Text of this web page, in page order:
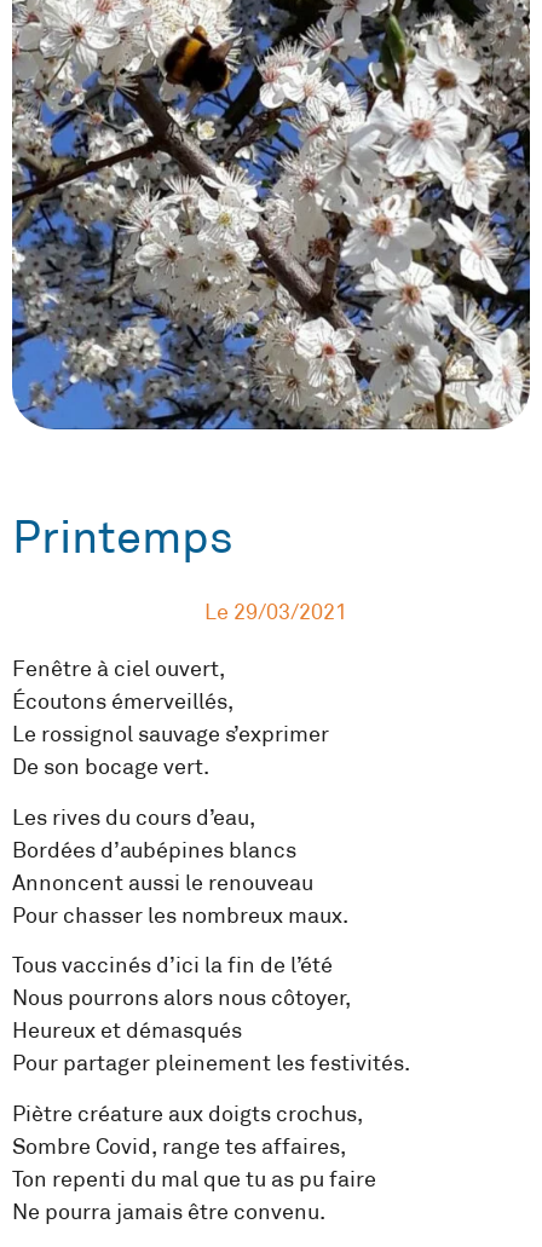
Printemps
Le 29/03/2021
Fenêtre à ciel ouvert,
Écoutons émerveillés,
Le rossignol sauvage s’exprimer
De son bocage vert.
Les rives du cours d’eau,
Bordées d’aubépines blancs
Annoncent aussi le renouveau
Pour chasser les nombreux maux.
Tous vaccinés d’ici la fin de l’été
Nous pourrons alors nous côtoyer,
Heureux et démasqués
Pour partager pleinement les festivités.
Piètre créature aux doigts crochus,
Sombre Covid, range tes affaires,
Ton repenti du mal que tu as pu faire
Ne pourra jamais être convenu.